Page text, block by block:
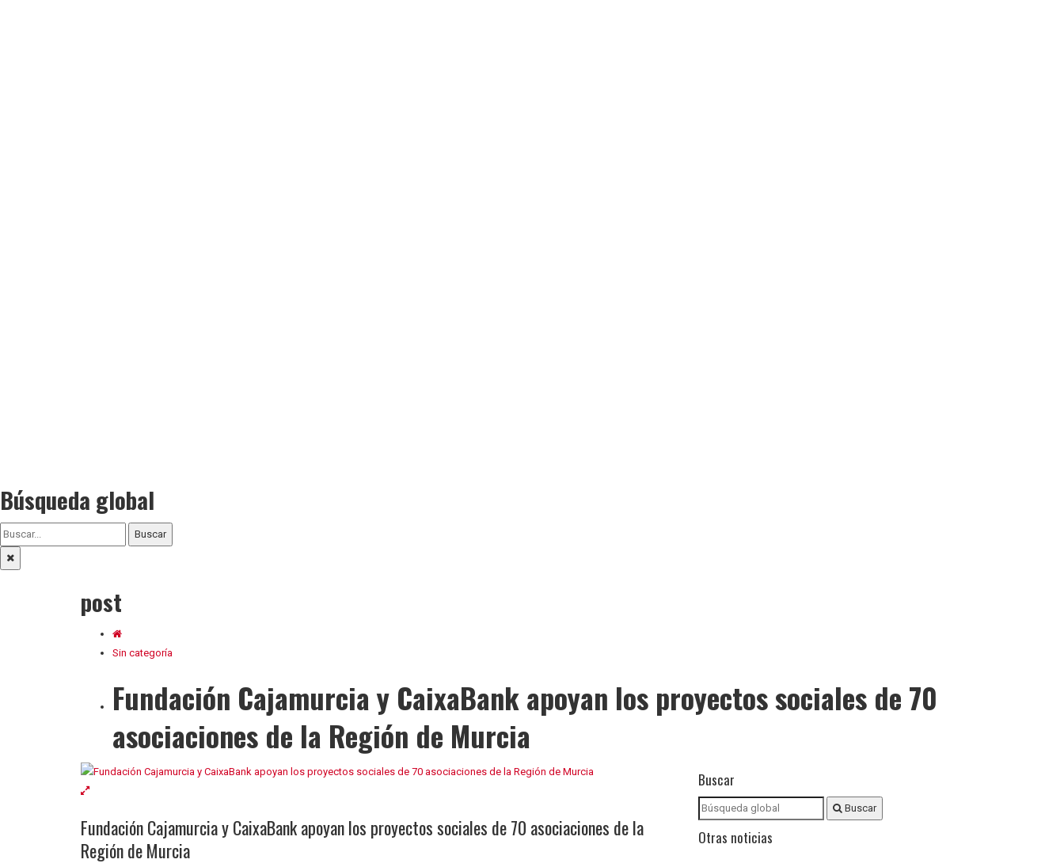
Búsqueda global
Buscar
post
Sin categoría
Fundación Cajamurcia y CaixaBank apoyan los proyectos sociales de 70
asociaciones de la Región de Murcia
Fundación Cajamurcia y CaixaBank apoyan los proyectos sociales de 70 asociaciones de la
Región de Murcia
Buscar
Buscar
Otras noticias